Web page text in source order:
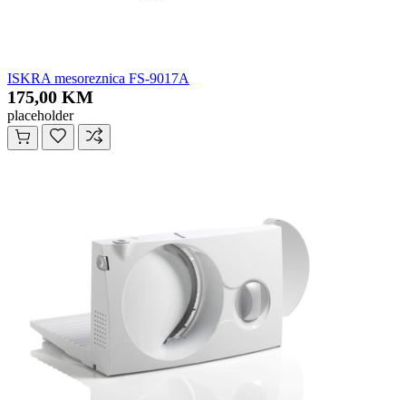
ISKRA mesoreznica FS-9017A
175,00 KM
placeholder